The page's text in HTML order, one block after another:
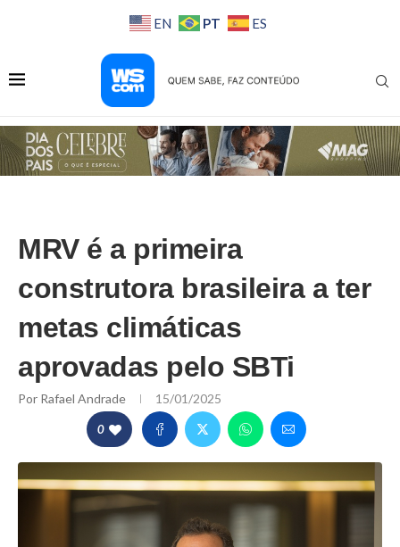
EN PT ES
MRV é a primeira
construtora brasileira a ter
metas climáticas
aprovadas pelo SBTi
Por Rafael Andrade 15/01/2025
0